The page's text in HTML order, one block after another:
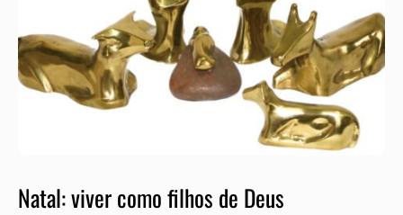
Natal: viver como filhos de Deus